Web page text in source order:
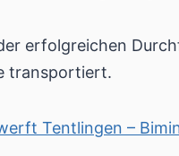
erfolgreichen
transportiert.
Tentlingen –